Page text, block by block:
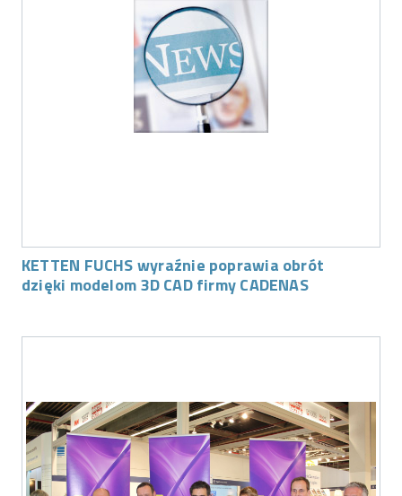
KETTEN FUCHS wyraźnie poprawia obrót
dzięki modelom 3D CAD firmy CADENAS